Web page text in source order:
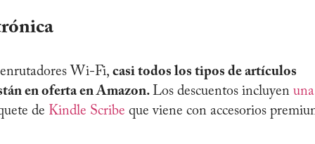
Wi-Fi, casi todos los tipos de artículos
en oferta en Amazon. Los descuentos incluyen una
de Kindle Scribe que viene con accesorios